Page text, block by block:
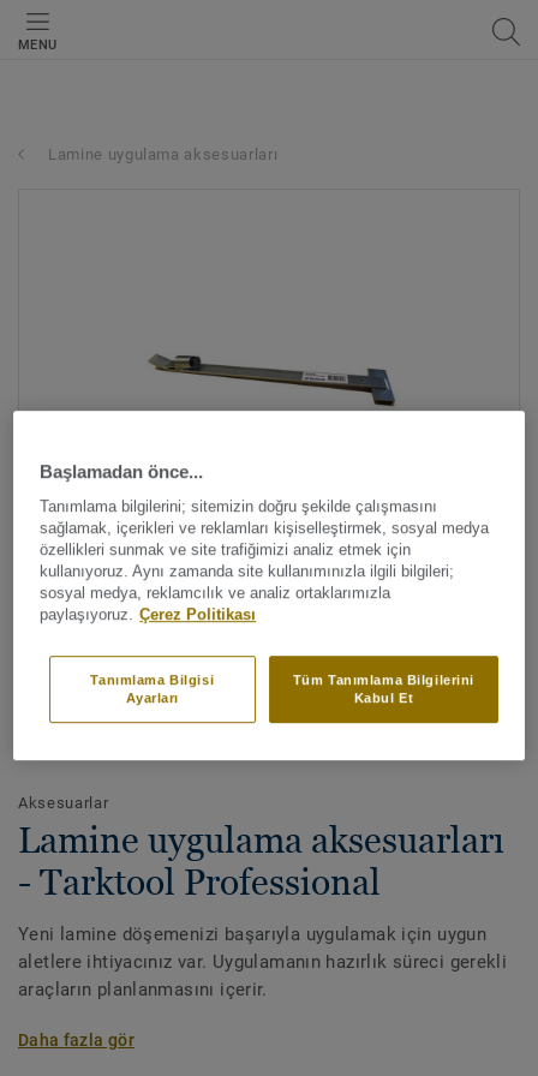
MENU
Lamine uygulama aksesuarları
Aksesuarlar
Lamine uygulama aksesuarları
- Tarktool Professional
Yeni lamine döşemenizi başarıyla uygulamak için uygun
aletlere ihtiyacınız var. Uygulamanın hazırlık süreci gerekli
araçların planlanmasını içerir.
Solvent içermeyen yapıştırıcı: Örneğin gürültü azaltma
Daha fazla gör
Başlamadan önce...
Tanımlama bilgilerini; sitemizin doğru şekilde çalışmasını
sağlamak, içerikleri ve reklamları kişiselleştirmek, sosyal medya
özellikleri sunmak ve site trafiğimizi analiz etmek için
kullanıyoruz. Aynı zamanda site kullanımınızla ilgili bilgileri;
sosyal medya, reklamcılık ve analiz ortaklarımızla
paylaşıyoruz. Çerez Politikası
Tüm Tanımlama Bilgilerini
Kabul Et
Tanımlama Bilgisi
Ayarları